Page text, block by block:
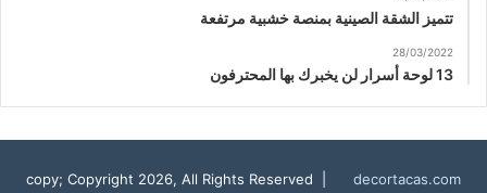
تتميز الشقة الصينية بمنصة خشبية مرتفعة
28/03/2022
13 لوحة أسرار لن يخبرك بها المحترفون
copy; Copyright 2026, All Rights Reserved | decortacas.com